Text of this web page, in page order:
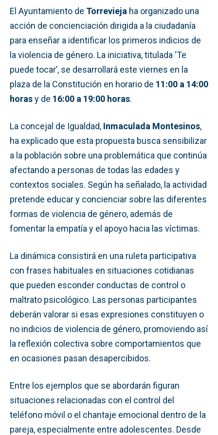
El Ayuntamiento de Torrevieja ha organizado una
acción de concienciación dirigida a la ciudadanía
para enseñar a identificar los primeros indicios de
la violencia de género. La iniciativa, titulada ‘Te
puede tocar’, se desarrollará este viernes en la
plaza de la Constitución en horario de 11:00 a 14:00
horasy de 16:00 a 19:00 horas.
La concejal de Igualdad, Inmaculada Montesinos,
ha explicado que esta propuesta busca sensibilizar
a la población sobre una problemática que continúa
afectando a personas de todas las edades y
contextos sociales. Según ha señalado, la actividad
pretende educar y concienciar sobre las diferentes
formas de violencia de género, además de
fomentar la empatía y el apoyo hacia las víctimas.
La dinámica consistirá en una ruleta participativa
con frases habituales en situaciones cotidianas
que pueden esconder conductas de control o
maltrato psicológico. Las personas participantes
deberán valorar si esas expresiones constituyen o
no indicios de violencia de género, promoviendo así
la reflexión colectiva sobre comportamientos que
en ocasiones pasan desapercibidos.
Entre los ejemplos que se abordarán figuran
situaciones relacionadas con el control del
teléfono móvil o el chantaje emocional dentro de la
pareja, especialmente entre adolescentes. Desde